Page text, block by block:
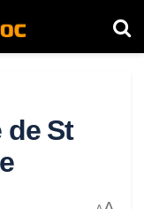
de St